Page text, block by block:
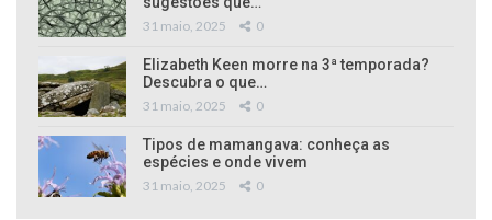
31 maio, 2025 0
Elizabeth Keen morre na 3ª temporada?
Descubra o que…
31 maio, 2025 0
Tipos de mamangava: conheça as
espécies e onde vivem
31 maio, 2025 0